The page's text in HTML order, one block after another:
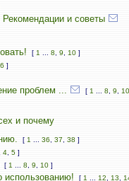
и советы
[ 1 8 9 10 ]
6 ]
проблем ... [ 1 8 9 10
и почему
[ 1 36 37 38 ]
4 5 ]
[ 1 8 9 10 ]
использованию! [ 1 12 13